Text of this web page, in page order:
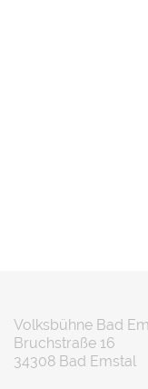
Volksbühne Bad
Bruchstraße 16
34308 Bad Emstal